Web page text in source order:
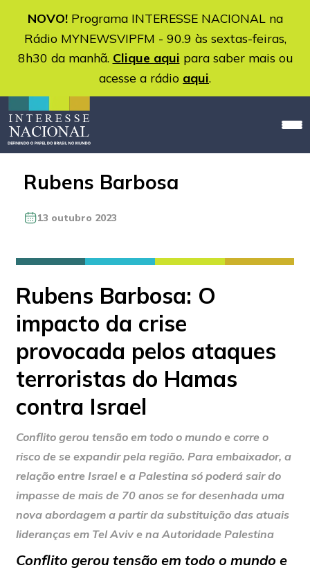
NOVO!Programa INTERESSE NACIONAL na
Rádio MYNEWSVIPFM - 90.9 às sextas-feiras,
8h30 da manhã. Clique aqui para saber mais ou
acesse a rádio aqui.
Rubens Barbosa
13 outubro 2023
Rubens Barbosa: O
impacto da crise
provocada pelos ataques
terroristas do Hamas
contra Israel
Conflito gerou tensão em todo o mundo e corre o
risco de se expandir pela região. Para embaixador, a
relação entre Israel e a Palestina só poderá sair do
impasse de mais de 70 anos se for desenhada uma
nova abordagem a partir da substituição das atuais
lideranças em Tel Aviv e na Autoridade Palestina
Conflito gerou tensão em todo o mundo e